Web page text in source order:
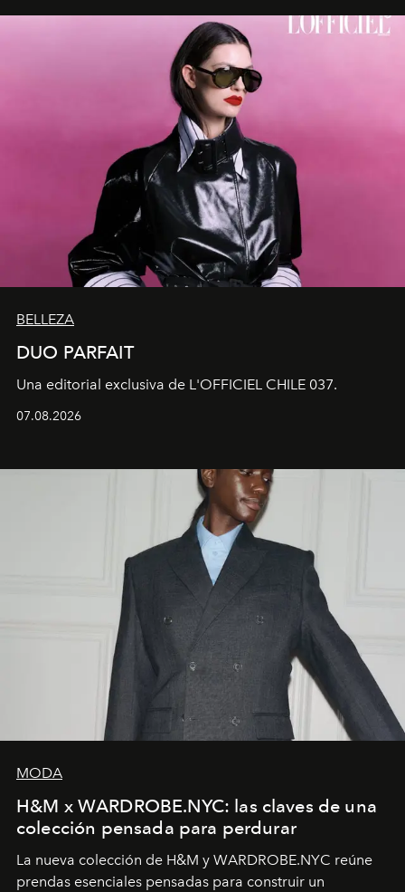
BELLEZA
DUO PARFAIT
Una editorial exclusiva de L'OFFICIEL CHILE 037.
07.08.2026
MODA
H&M x WARDROBE.NYC: las claves de una
colección pensada para perdurar
La nueva colección de H&M y WARDROBE.NYC reúne
prendas esenciales pensadas para construir un